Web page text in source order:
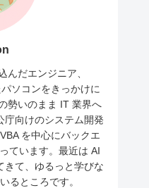
んだエンジニア、
ソコンをきっかけに
勢いのまま IT 業界へ
庁向けのシステム開発
を中心にバックエ
ています。最近は AI
きて、ゆるっと学びな
るところです。